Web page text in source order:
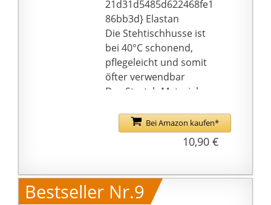
Vertrauen nach Öko-
Tex Standard 100 (Prüf-
Nr. 02.0.5999, Institut
Hohenstein).
21d31d5485d622468fe1
86bb3d} Elastan
Die Stehtischhusse ist
bei 40°C schonend,
pflegeleicht und somit
öfter verwendbar
Das Stretch Material
perfekte Passform
Bei Amazon kaufen*
10,90 €
Bestseller Nr.9